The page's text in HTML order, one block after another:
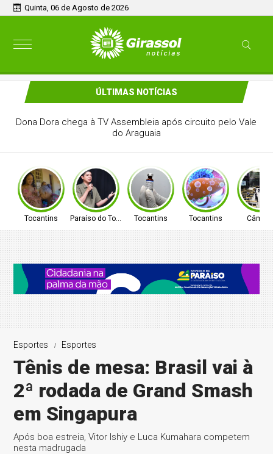
Quinta, 06 de Agosto de 2026
ÚLTIMAS NOTÍCIAS
PREFEITO DE PARAÍSO CELSO MORAIS, PARTICIPARÁ DE
MAIS UM EVENTO A NÍVEL NACIONAL EM BRASÍLIA
Tocantins Paraíso do TocantinsTocantins Tocantins
Esportes Esportes
Tênis de mesa: Brasil vai à
2ª rodada de Grand Smash
em Singapura
Após boa estreia, Vitor Ishiy e Luca Kumahara competem
nesta madrugada